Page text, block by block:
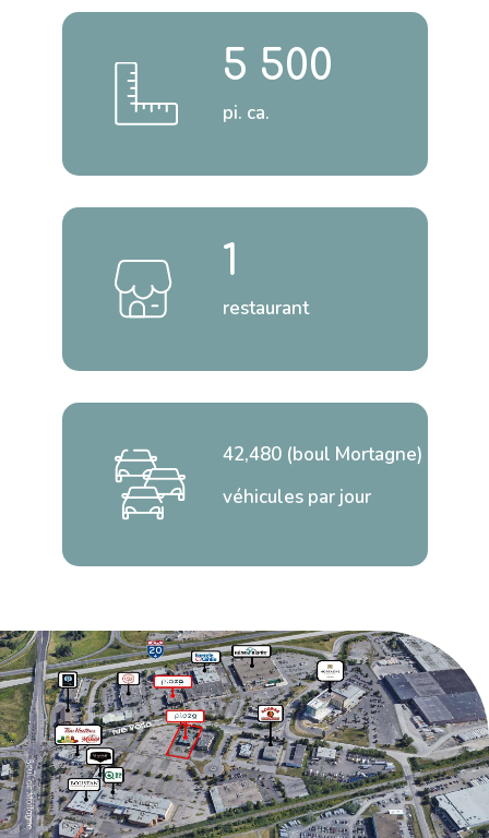
5 500
pi. ca.
1
restaurant
42,480 (boul Mortagne)
véhicules par jour